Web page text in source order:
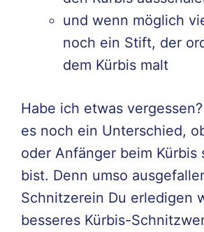
und wenn möglich
noch ein Stift, der
dem Kürbis malt
Habe ich etwas
es noch ein Unterschied,
oder Anfänger beim Kürbis
bist. Denn umso
Schnitzerein Du erledigen
besseres Kürbis-